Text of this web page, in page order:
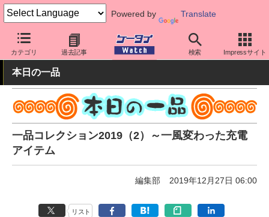
Powered by Translate
カテゴリ 過去記事 検索 Impressサイト
ケータイ Watch 周辺機器/アクセサリー その他
本日の一品
一品コレクション2019（2）～一風変わった充電
アイテム
編集部 2019年12月27日 06:00
リスト